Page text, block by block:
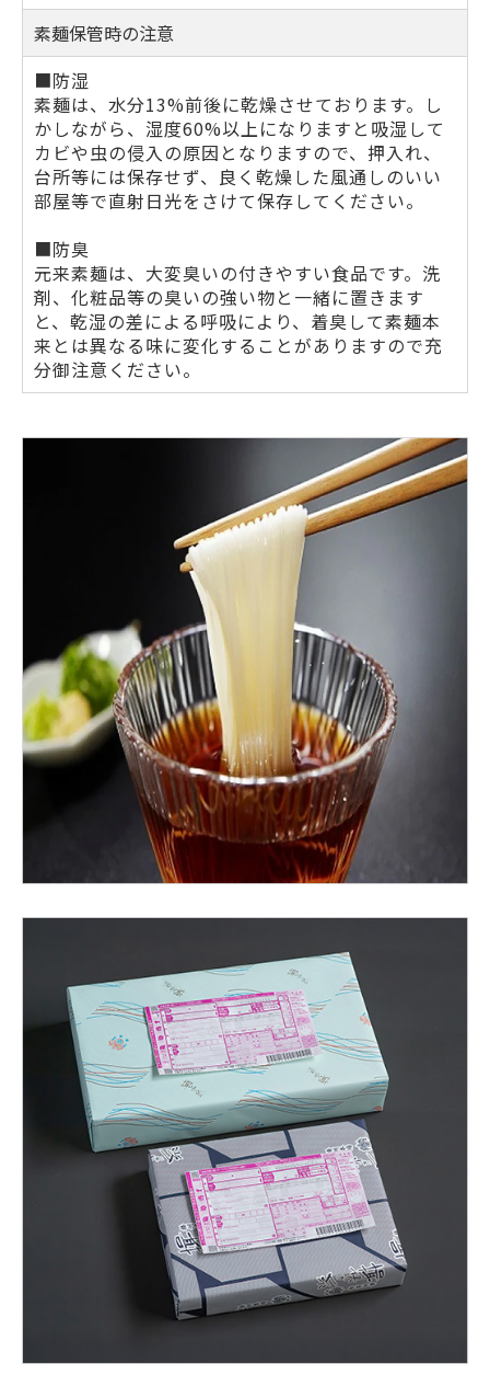
素麺保管時の注意
■防湿
素麺は、水分13%前後に乾燥させております。し
かしながら、湿度60%以上になりますと吸湿して
カビや虫の侵入の原因となりますので、押入れ、
台所等には保存せず、良く乾燥した風通しのいい
部屋等で直射日光をさけて保存してください。
■防臭
元来素麺は、大変臭いの付きやすい食品です。洗
剤、化粧品等の臭いの強い物と一緒に置きます
と、乾湿の差による呼吸により、着臭して素麺本
来とは異なる味に変化することがありますので充
分御注意ください。